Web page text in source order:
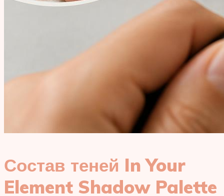
Состав теней In Your
Element Shadow Palette